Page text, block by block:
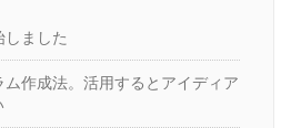
しました
ム作成法。活用するとアイディア